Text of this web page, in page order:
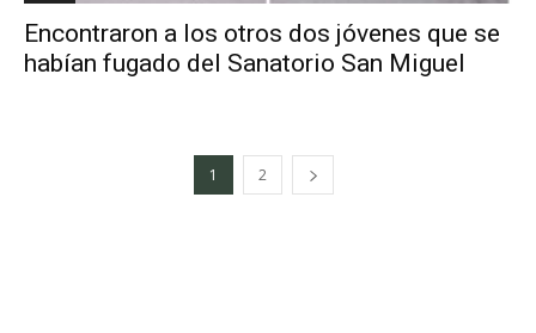
Encontraron a los otros dos jóvenes que se
habían fugado del Sanatorio San Miguel
1 2